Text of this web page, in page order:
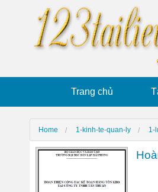
Trang chủ
Home 1-kinh-te-quan-ly 1-